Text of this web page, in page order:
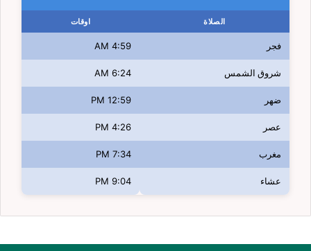
الصلاة اوقات
فجر 4:59 AM
شروق الشمس 6:24 AM
ضهر 12:59 PM
عصر 4:26 PM
مغرب 7:34 PM
عشاء 9:04 PM